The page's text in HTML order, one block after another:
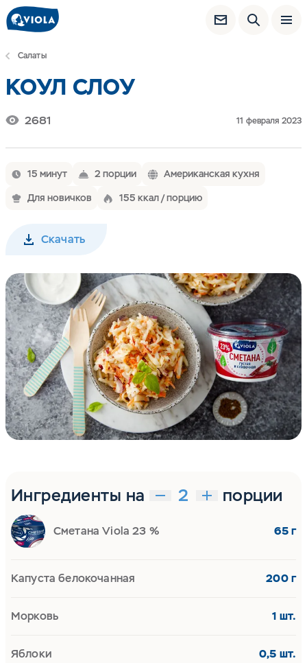
Салаты
КОУЛ СЛОУ
2681 11 февраля 2023
15 минут 2 порции
Американская кухня
Для новичков
155 ккал / порцию
Скачать
Ингредиенты на порции
Сметана Viola 23 % 65 г
Капуста белокочанная 200 г
Морковь 1 шт.
Яблоки 0,5 шт.